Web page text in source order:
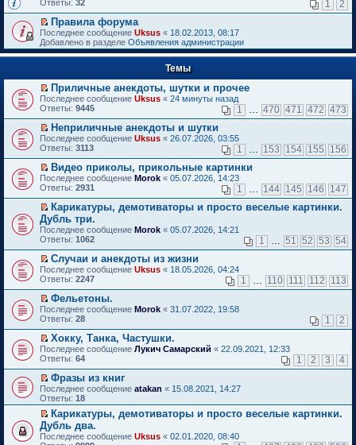
й
т
и
к
п
в
о
м
у
н
е
п
р
о
ч
и
т
а
н
н
о
м
у
с
о
о
щ
н
и
ю
Ответы: 32 1 2
П
е
р
е
т
и
к
п
р
в
о
м
у
н
е
п
р
о
ч
и
т
а
н
н
о
м
у
с
о
б
щ
е
н
и
ю
Правила форума
Последнее сообщение Uksus « 18.02.2013, 08:17
Добавлено в разделе Объявления администрации
Темы
П
е
е
й
т
и
к
п
е
р
в
о
м
у
н
е
п
р
о
и
т
а
н
н
о
м
у
с
о
о
б
щ
е
н
и
Приличные анекдоты, шутки и прочее
Последнее сообщение Uksus « 24 минуты назад
Ответы: 9445 1 470 471 472 473
П
е
е
й
т
и
к
п
е
р
в
о
м
у
н
е
п
р
о
и
т
а
н
н
о
м
у
с
о
о
б
Неприличные анекдоты и шутки
Последнее сообщение Uksus « 26.07.2026, 03:55
Ответы: 3113 1 153 154 155 156
П
е
е
й
т
и
к
п
е
р
в
о
м
у
н
е
п
р
о
и
т
а
н
н
о
м
у
Видео приколы, прикольные картинки
Последнее сообщение Morok « 05.07.2026, 14:23
Ответы: 2931 1 144 145 146 147
П
е
р
е
й
т
и
к
п
е
р
в
о
м
у
н
е
п
р
о
ч
и
т
а
Карикатуры, демотиваторы и просто веселые картинки.
Дубль три.
Последнее сообщение Morok « 05.07.2026, 14:21
Ответы: 1062 1 51 52 53 54
П
е
е
т
и
к
п
е
р
в
о
м
у
н
е
п
р
Случаи и анекдоты из жизни
Последнее сообщение Uksus « 18.05.2026, 04:24
Ответы: 2247 1 110 111 112 113
П
е
е
й
т
и
к
п
е
р
в
м
у
Фельетоны.
Последнее сообщение Morok « 31.07.2022, 19:58
Ответы: 28 1 2
П
е
е
т
и
п
е
р
Хокку, Танка, Частушки.
Последнее сообщение Лукич Самарский « 22.09.2021, 12:33
Ответы: 64 1 2 3 4
П
е
р
е
й
т
и
Фразы из книг
Последнее сообщение atakan « 15.08.2021, 14:27
Ответы: 18
П
е
р
Карикатуры, демотиваторы и просто веселые картинки.
Дубль два.
Последнее сообщение Uksus « 02.01.2020, 08:40